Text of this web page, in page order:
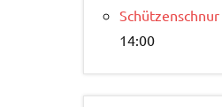
Schützenschnur
14:00